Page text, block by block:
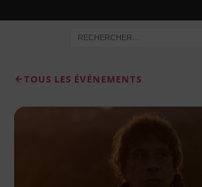
TOUS LES ÉVÉNEMENTS